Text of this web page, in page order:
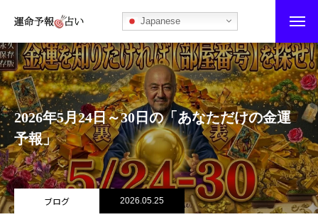
Japanese
運命予報占い
運命予報占いとは
あなたの所属部屋を探そう！
最恐の相性占い
秘伝公開！吉凶カレンダー
2026年5月24日～30日の「あなただけの金運
予報」
ブログ 2026.05.25